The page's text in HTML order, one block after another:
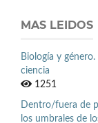
MAS LEIDOS
Biología y
ciencia
1251
Dentro/fuera de
los umbrales de